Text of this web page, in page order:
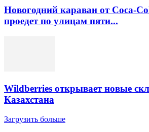
Новогодний караван от Coca-
проедет по улицам пяти...
Wildberries открывает новые
Казахстана
Загрузить больше